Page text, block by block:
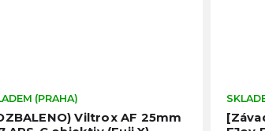
Viltrox AF 25mm
Průměrné
hodnocení
(PRAHA)